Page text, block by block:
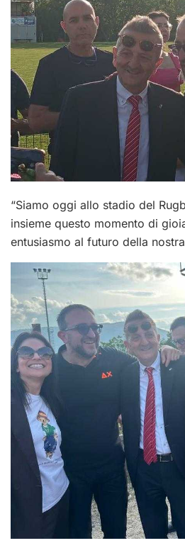
“Siamo oggi allo stadio del
insieme questo momento di
entusiasmo al futuro della